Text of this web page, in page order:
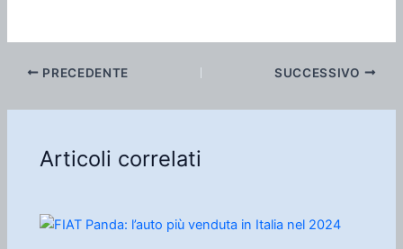
PRECEDENTE SUCCESSIVO
Articoli correlati